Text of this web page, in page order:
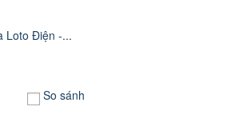
Loto Điện -...
So sánh